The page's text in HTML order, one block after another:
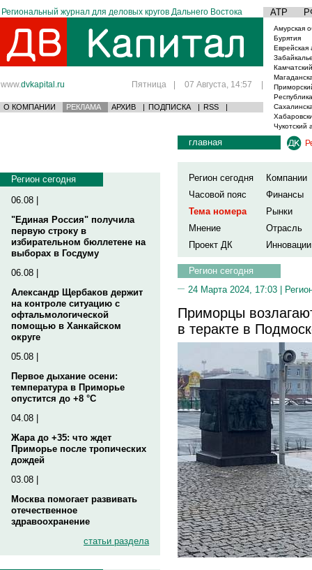
Региональный журнал для деловых кругов Дальнего Востока АТР
www.dvkapital.ru Пятница | 07 Августа, 14:57 |
О КОМПАНИИ РЕКЛАМА АРХИВ | ПОДПИСКА | RSS |
Амурская
Бурятия
Еврейская
Чукотский
Регион сегодня
06.08 |
"Единая Россия" получила
первую строку в
избирательном бюллетене на
выборах в Госдуму
06.08 |
Александр Щербаков держит
на контроле ситуацию с
офтальмологической
помощью в Ханкайском
округе
05.08 |
Первое дыхание осени:
температура в Приморье
опустится до +8 °C
04.08 |
Жара до +35: что ждет
Приморье после тропических
дождей
03.08 |
Москва помогает развивать
отечественное
здравоохранение
статьи раздела
главная
Регион сегодня
Компании
Часовой пояс
Финансы
Тема номера
Рынки
Мнение
Отрасль
Проект ДК
Инновации
Регион сегодня
24 Марта 2024, 17:03 |
Приморцы
в теракте в